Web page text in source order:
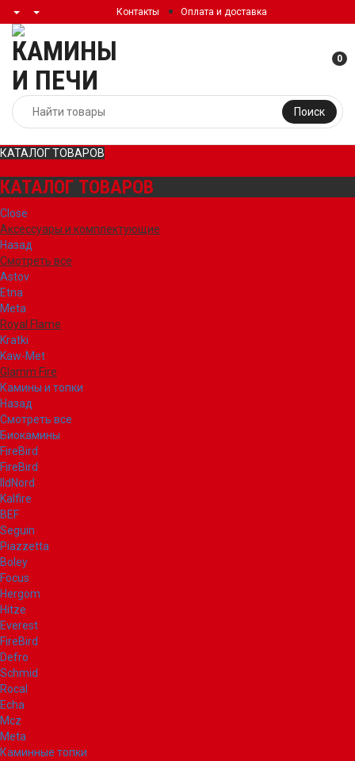
Контакты Оплата и доставка
Поиск
0
КАТАЛОГ ТОВАРОВ
КАТАЛОГ ТОВАРОВ
Close
Аксессуары и комплектующие
Назад
Смотреть все
Astov
Etna
Meta
Royal Flame
Kratki
Kaw-Met
Glamm Fire
Камины и топки
Назад
Смотреть все
Биокамины
FireBird
FireBird
IldNord
Kalfire
BEF
Seguin
Piazzetta
Boley
Focus
Hergom
Hitze
Everest
FireBird
Defro
Schmid
Rocal
Echa
Mcz
Meta
Каминные топки